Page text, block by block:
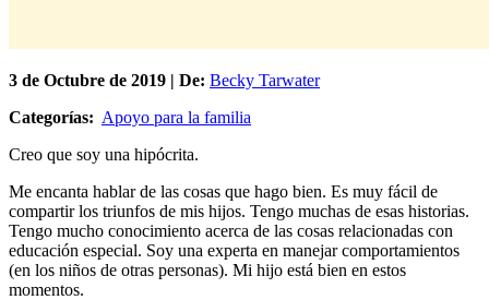
3 de Octubre de 2019 | De: Becky Tarwater
Categorías: Apoyo para la familia
Creo que soy una hipócrita.
Me encanta hablar de las cosas que hago bien. Es muy fácil de
compartir los triunfos de mis hijos. Tengo muchas de esas historias.
Tengo mucho conocimiento acerca de las cosas relacionadas con
educación especial. Soy una experta en manejar comportamientos
(en los niños de otras personas). Mi hijo está bien en estos
momentos.